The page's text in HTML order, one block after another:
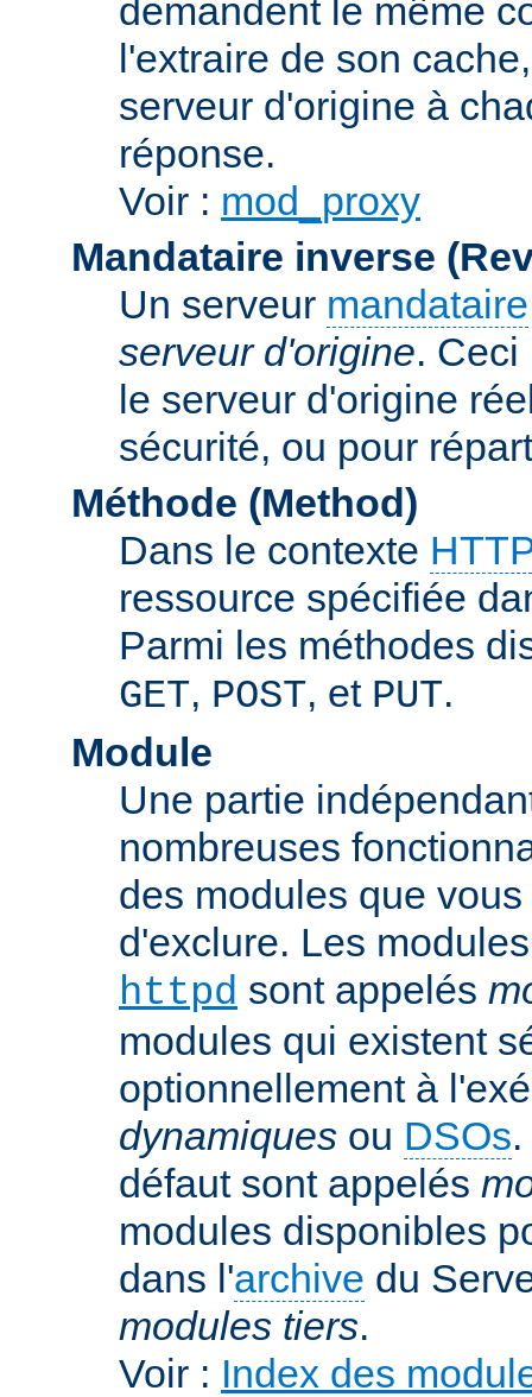
demandent le même
l'extraire de son
serveur d'origine à
réponse.
Voir : mod_proxy
Mandataire inverse
Un serveur mandataire
serveur d'origine.
le serveur d'origine
sécurité, ou pour
Méthode (Method)
Dans le contexte HTTP
ressource spécifiée
Parmi les méthodes
GET, POST, et PUT.
Module
Une partie
nombreuses
des modules que
d'exclure. Les
httpd sont appelés
modules qui existent
optionnellement à
dynamiques ou DSOs
défaut sont appelés
modules disponibles
dans l'archive du
modules tiers.
Voir : Index des